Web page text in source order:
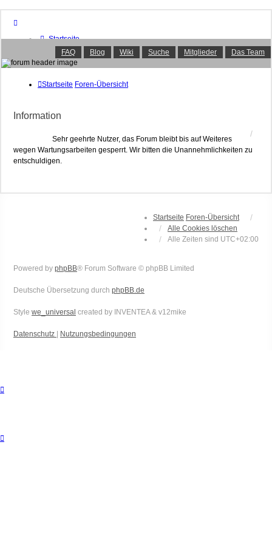
Startseite
Foren-Übersicht
FAQ
Suche
Aktive Themen
Das Team
FAQ Blog Wiki Suche Mitglieder Das Team
Startseite Foren-Übersicht
Information
Sehr geehrte Nutzer, das Forum bleibt bis auf Weiteres
wegen Wartungsarbeiten gesperrt. Wir bitten die Unannehmlichkeiten zu
entschuldigen.
Startseite Foren-Übersicht
Alle Cookies löschen
Alle Zeiten sind UTC+02:00
Powered by phpBB® Forum Software © phpBB Limited
Deutsche Übersetzung durch phpBB.de
Style we_universal created by INVENTEA & v12mike
Datenschutz Nutzungsbedingungen